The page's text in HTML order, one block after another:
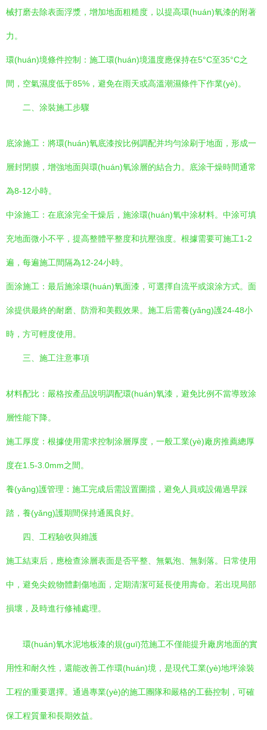
械打磨去除表面浮漿，增加地面粗糙度，以提高環(huán)氧漆的附著
力。
環(huán)境條件控制：施工環(huán)境溫度應保持在5°C至35°C之
間，空氣濕度低于85%，避免在雨天或高溫潮濕條件下作業(yè)。
二、涂裝施工步驟
底涂施工：將環(huán)氧底漆按比例調配并均勻涂刷于地面，形成一
層封閉膜，增強地面與環(huán)氧涂層的結合力。底涂干燥時間通常
為8-12小時。
中涂施工：在底涂完全干燥后，施涂環(huán)氧中涂材料。中涂可填
充地面微小不平，提高整體平整度和抗壓強度。根據需要可施工1-2
遍，每遍施工間隔為12-24小時。
面涂施工：最后施涂環(huán)氧面漆，可選擇自流平或滾涂方式。面
涂提供最終的耐磨、防滑和美觀效果。施工后需養(yǎng)護24-48小
時，方可輕度使用。
三、施工注意事項
材料配比：嚴格按產品說明調配環(huán)氧漆，避免比例不當導致涂
層性能下降。
施工厚度：根據使用需求控制涂層厚度，一般工業(yè)廠房推薦總厚
度在1.5-3.0mm之間。
養(yǎng)護管理：施工完成后需設置圍擋，避免人員或設備過早踩
踏，養(yǎng)護期間保持通風良好。
四、工程驗收與維護
施工結束后，應檢查涂層表面是否平整、無氣泡、無剝落。日常使用
中，避免尖銳物體劃傷地面，定期清潔可延長使用壽命。若出現局部
損壞，及時進行修補處理。
環(huán)氧水泥地板漆的規(guī)范施工不僅能提升廠房地面的實
用性和耐久性，還能改善工作環(huán)境，是現代工業(yè)地坪涂裝
工程的重要選擇。通過專業(yè)的施工團隊和嚴格的工藝控制，可確
保工程質量和長期效益。